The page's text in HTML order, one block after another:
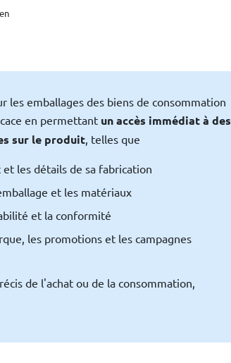
les emballages des biens de consommation
en permettant un accès immédiat à des
sur le produit, telles que
les détails de sa fabrication
et les matériaux
et la conformité
les promotions et les campagnes
de l'achat ou de la consommation,